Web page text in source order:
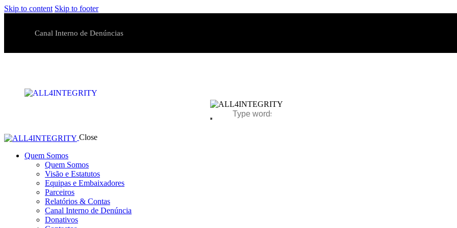
Skip to content Skip to footer
Canal Interno de Denúncias
Close
Quem Somos
Quem Somos
Visão e Estatutos
Equipas e Embaixadores
Parceiros
Relatórios & Contas
Canal Interno de Denúncia
Donativos